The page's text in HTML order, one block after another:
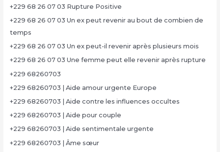
+229 68 26 07 03 Rupture Positive
+229 68 26 07 03 Un ex peut revenir au bout de combien de
temps
+229 68 26 07 03 Un ex peut-il revenir après plusieurs mois
+229 68 26 07 03 Une femme peut elle revenir après rupture
+229 68260703
+229 68260703 | Aide amour urgente Europe
+229 68260703 | Aide contre les influences occultes
+229 68260703 | Aide pour couple
+229 68260703 | Aide sentimentale urgente
+229 68260703 | Âme sœur